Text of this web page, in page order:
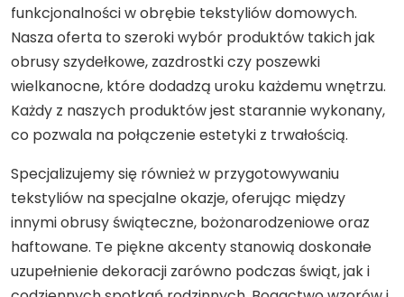
funkcjonalności w obrębie tekstyliów domowych.
Nasza oferta to szeroki wybór produktów takich jak
obrusy szydełkowe, zazdrostki czy poszewki
wielkanocne, które dodadzą uroku każdemu wnętrzu.
Każdy z naszych produktów jest starannie wykonany,
co pozwala na połączenie estetyki z trwałością.
Specjalizujemy się również w przygotowywaniu
tekstyliów na specjalne okazje, oferując między
innymi obrusy świąteczne, bożonarodzeniowe oraz
haftowane. Te piękne akcenty stanowią doskonałe
uzupełnienie dekoracji zarówno podczas świąt, jak i